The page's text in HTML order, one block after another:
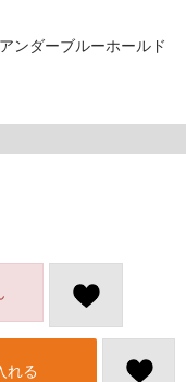
ンダーブルーホールド
れる